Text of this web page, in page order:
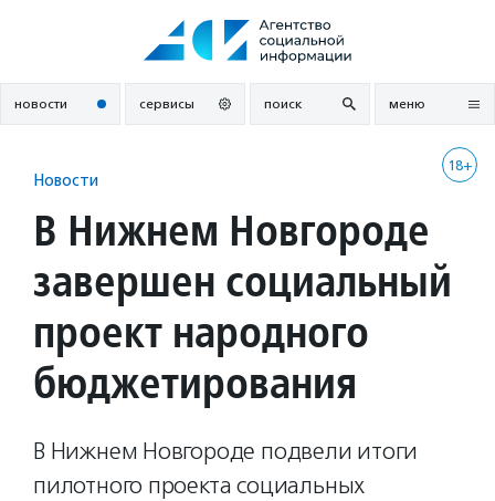
новости сервисы поиск меню
18+
Новости
В Нижнем Новгороде
завершен социальный
проект народного
бюджетирования
В Нижнем Новгороде подвели итоги
пилотного проекта социальных